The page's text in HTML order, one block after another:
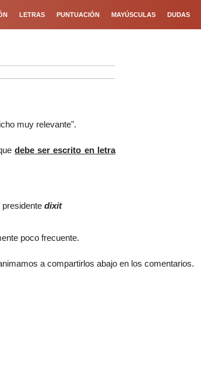
LETRAS PUNTUACIÓN MAYÚSCULAS DUDAS
muy relevante".
debe ser escrito en letra
dixit
poco frecuente.
a compartirlos abajo en los comentarios.